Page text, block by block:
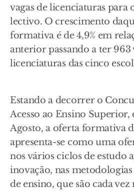
vagas de licenciaturas para
lectivo. O crescimento
formativa é de 4,9% em
anterior passando a ter 963
licenciaturas das cinco
Estando a decorrer o
Acesso ao Ensino Superior,
Agosto, a oferta formativa
apresenta-se como uma
nos vários ciclos de estudo
inovação, nas metodologias
de ensino, que são cada